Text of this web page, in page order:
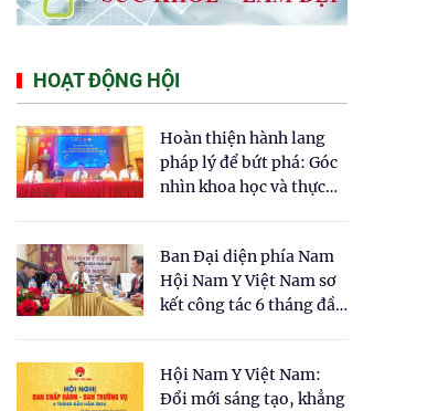
HOẠT ĐỘNG HỘI
Hoàn thiện hành lang
pháp lý để bứt phá: Góc
nhìn khoa học và thực
cho Luật Y dược cổ
truyền Việt Nam"
Ban Đại diện phía Nam
Hội Nam Y Việt Nam sơ
kết công tác 6 tháng đầu
Hội Nam Y Việt Nam:
Đổi mới sáng tạo, khẳng